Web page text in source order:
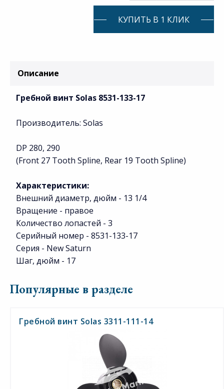
КУПИТЬ В 1 КЛИК
Описание
Гребной винт Solas 8531-133-17
Производитель: Solas
DP 280, 290
(Front 27 Tooth Spline, Rear 19 Tooth Spline)
Характеристики:
Внешний диаметр, дюйм - 13 1/4
Вращение - правое
Количество лопастей - 3
Серийный номер - 8531-133-17
Серия - New Saturn
Шаг, дюйм - 17
Популярные в разделе
Гребной винт Solas 3311-111-14